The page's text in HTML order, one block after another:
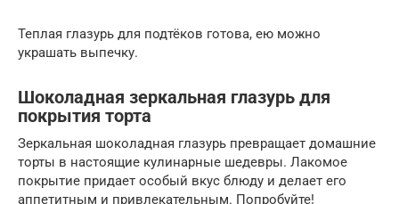
Теплая глазурь для подтёков готова, ею можно
украшать выпечку.
Шоколадная зеркальная глазурь для
покрытия торта
Зеркальная шоколадная глазурь превращает домашние
торты в настоящие кулинарные шедевры. Лакомое
покрытие придает особый вкус блюду и делает его
аппетитным и привлекательным. Попробуйте!